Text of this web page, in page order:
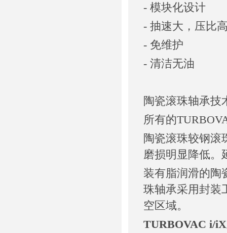
- 模块化设计
- 抽速大，压比
- 免维护
- 清洁无油
陶瓷滚珠轴承技
所有的
陶瓷滚珠较钢滚
磨损明显降低。
装有脂润滑的陶
珠轴承采用封装
空区域。
TURBOVAC i/